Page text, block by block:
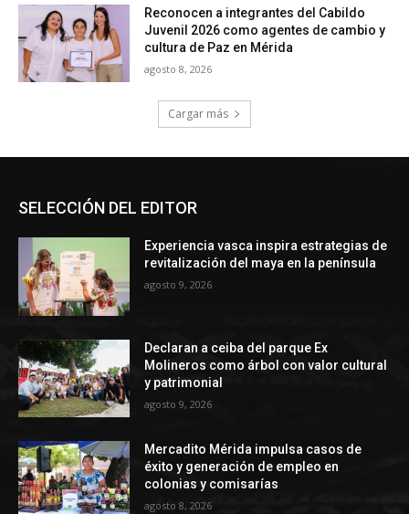
SELECCIÓN DEL EDITOR
Experiencia vasca inspira estrategias de
revitalización del maya en la península
agosto 9, 2026
Declaran a ceiba del parque Ex
Molineros como árbol con valor cultural
y patrimonial
agosto 9, 2026
Mercadito Mérida impulsa casos de
éxito y generación de empleo en
colonias y comisarías
agosto 8, 2026